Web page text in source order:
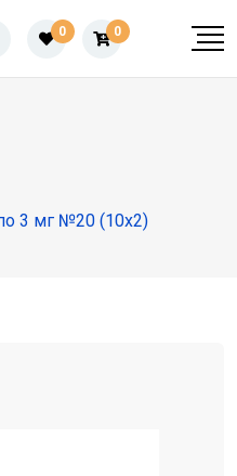
0 0
3 мг №20 (10х2)